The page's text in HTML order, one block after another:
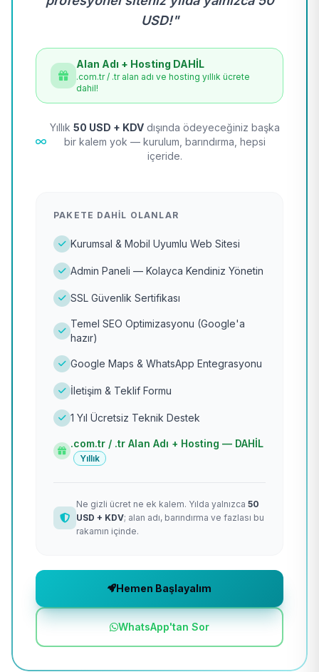
USD!"
Alan Adı + Hosting DAHİL
.com.tr / .tr alan adı ve hosting yıllık ücrete
dahil!
Yıllık 50 USD + KDV dışında ödeyeceğiniz başka
bir kalem yok — kurulum, barındırma, hepsi
içeride.
PAKETE DAHIL OLANLAR
Kurumsal & Mobil Uyumlu Web Sitesi
Admin Paneli — Kolayca Kendiniz Yönetin
SSL Güvenlik Sertifikası
Temel SEO Optimizasyonu (Google'a
hazır)
Google Maps & WhatsApp Entegrasyonu
İletişim & Teklif Formu
1 Yıl Ücretsiz Teknik Destek
.com.tr / .tr Alan Adı + Hosting — DAHİL
Yıllık
Ne gizli ücret ne ek kalem. Yılda yalnızca 50
USD + KDV; alan adı, barındırma ve fazlası bu
rakamın içinde.
Hemen Başlayalım
WhatsApp'tan Sor